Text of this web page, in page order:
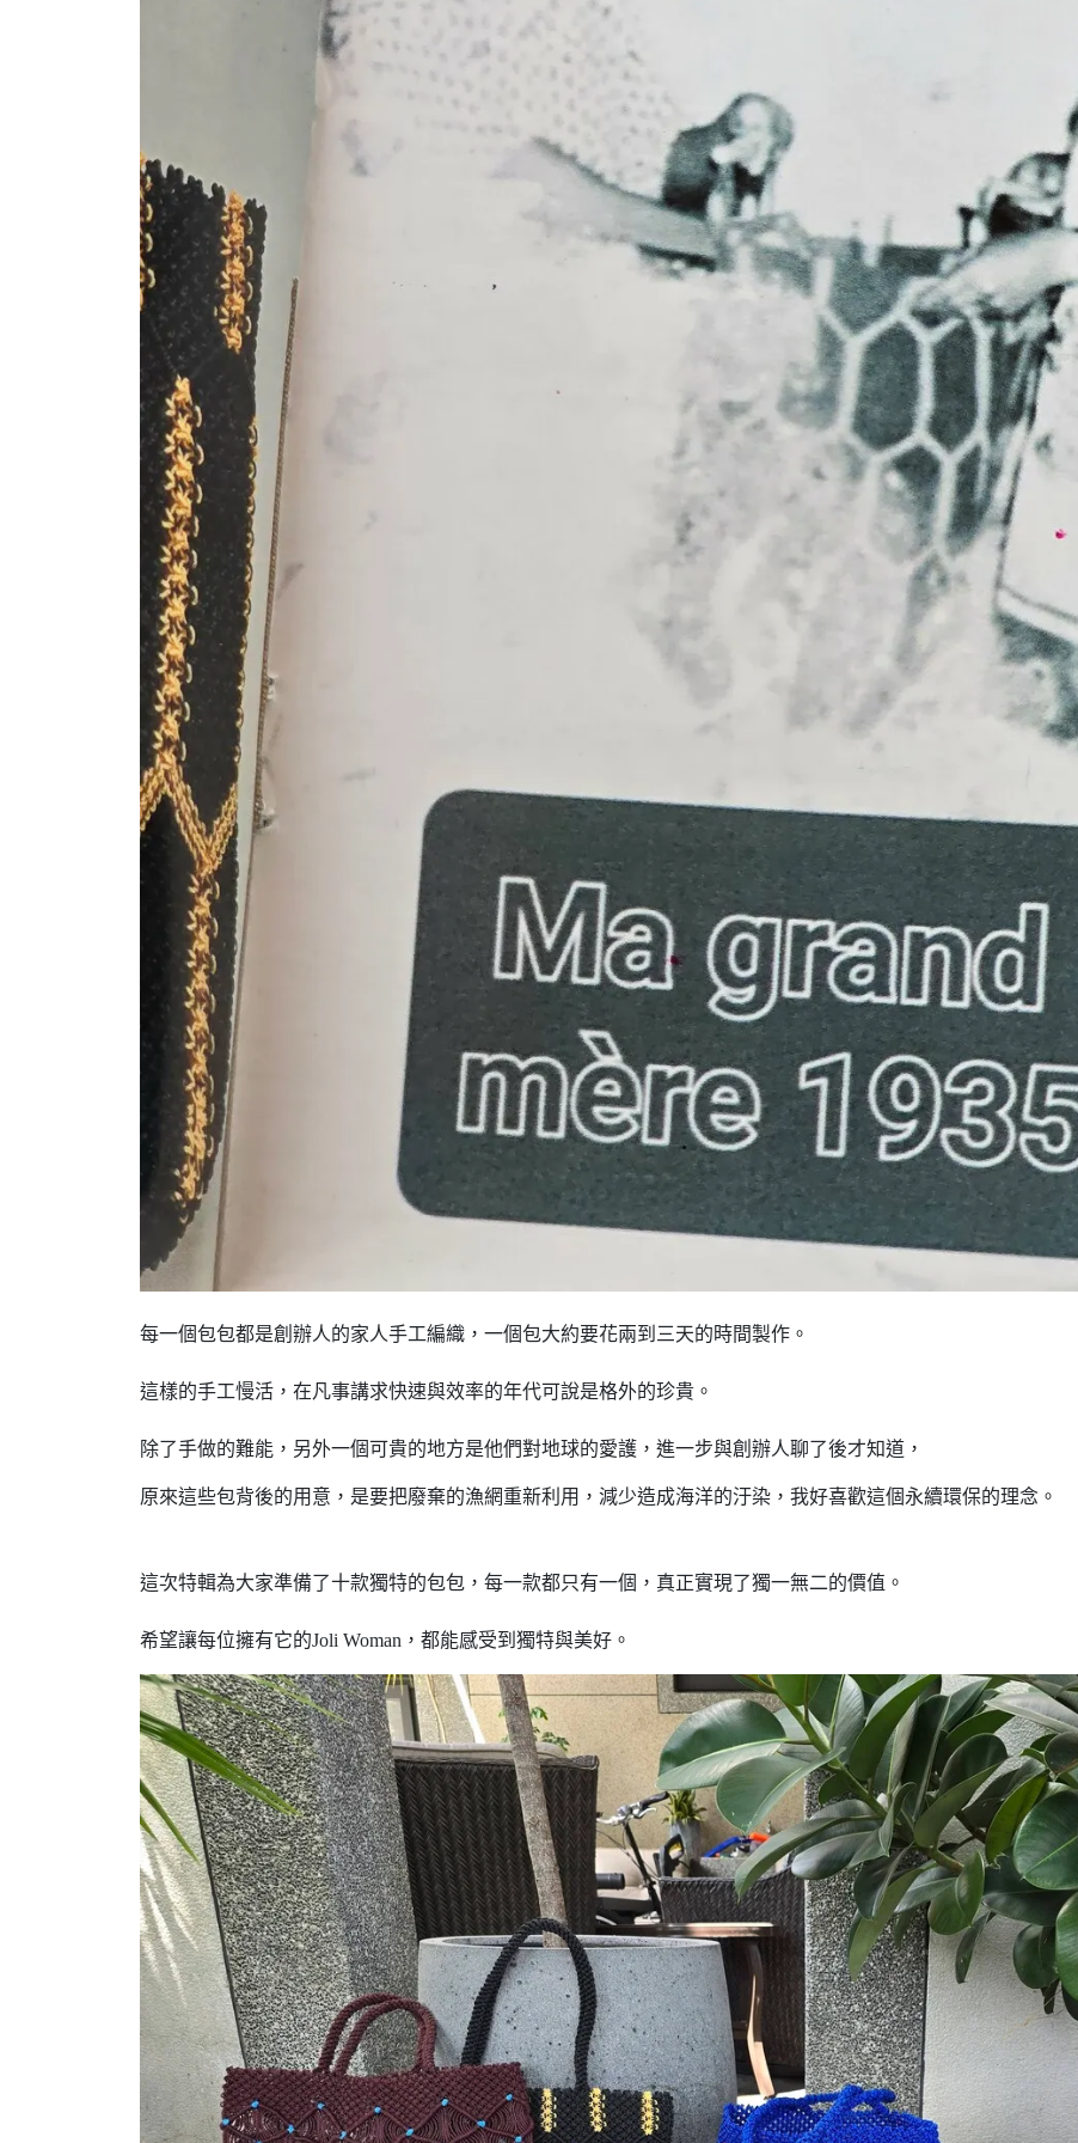
每一個包包都是創辦人的家人手工編織，一個包大約要花兩到三天的時間製作。
這樣的手工慢活，在凡事講求快速與效率的年代可說是格外的珍貴。
除了手做的難能，另外一個可貴的地方是他們對地球的愛護，進一步與創辦人聊了後才知道，
原來這些包背後的用意，是要把廢棄的漁網重新利用，減少造成海洋的汙染，我好喜歡這個永續環保的理念。
這次特輯為大家準備了十款獨特的包包，每一款都只有一個，真正實現了獨一無二的價值。
希望讓每位擁有它的Joli Woman，都能感受到獨特與美好。